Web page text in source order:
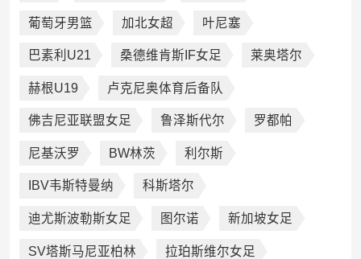
葡萄牙男篮 加北女超 叶尼塞
巴素利U21 桑德维肯斯IF女足 莱奥塔尔
赫根U19 卢克尼奥体育后备队
佛吉尼亚联盟女足 鲁泽斯代尔 罗都帕
尼基沃罗 BW林茨 利尔斯
IBV韦斯特曼纳 科斯塔尔
迪尤斯波勒斯女足 图尔诺 新加坡女足
SV塔斯马尼亚柏林 拉珀斯维尔女足